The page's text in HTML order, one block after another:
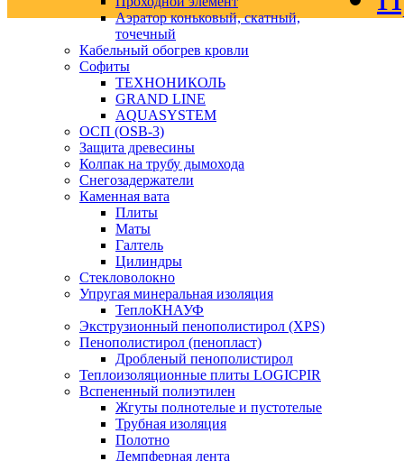
Аэратор коньковый, скатный,
точечный
Кабельный обогрев кровли
Софиты
ТЕХНОНИКОЛЬ
GRAND LINE
AQUASYSTEM
ОСП (OSB-3)
Защита древесины
Колпак на трубу дымохода
Снегозадержатели
Каменная вата
Плиты
Маты
Галтель
Цилиндры
Стекловолокно
Упругая минеральная изоляция
ТеплоКНАУФ
Экструзионный пенополистирол (XPS)
Пенополистирол (пенопласт)
Дробленый пенополистирол
Теплоизоляционные плиты LOGICPIR
Вспененный полиэтилен
Жгуты полнотелые и пустотелые
Трубная изоляция
Полотно
Демпферная лента